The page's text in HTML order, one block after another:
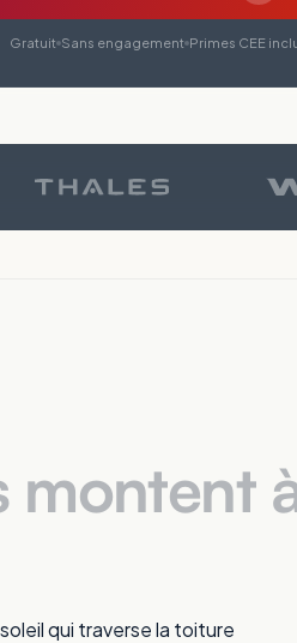
Gratuit Sans engagement Primes CEE
montent
qui traverse la toiture